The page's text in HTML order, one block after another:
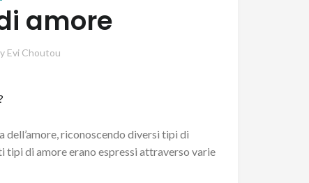
amore
Evi Choutou
dell’amore, riconoscendo diversi tipi di
tipi di amore erano espressi attraverso varie